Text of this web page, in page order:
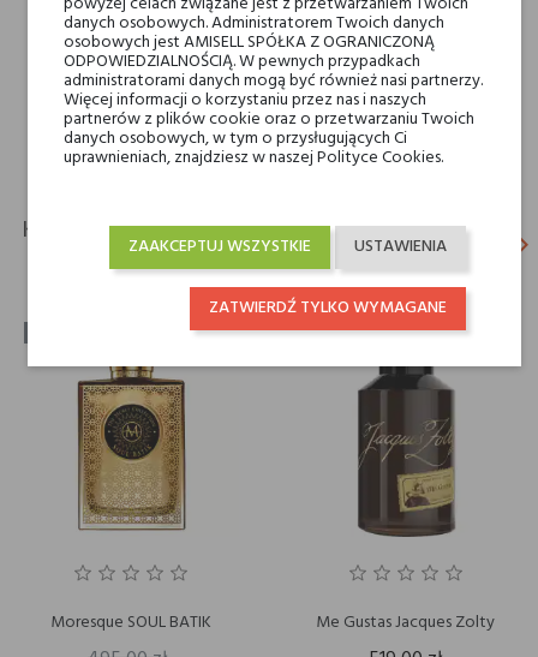
Rodzaj
wody perfumowane
Dla kogo
dla niego
dla niej
KLIENCI, KTÓRZY KUPILI TEN PRODUKT, KUPILI
TAKŻE: keyboard_arrow_right
Moresque SOUL BATIK Me Gustas Jacques Zolty
danych osobowych. Administratorem Twoich danych
osobowych jest AMISELL SPÓŁKA Z OGRANICZONĄ
ODPOWIEDZIALNOŚCIĄ. W pewnych przypadkach
administratorami danych mogą być również nasi partnerzy.
Więcej informacji o korzystaniu przez nas i naszych
partnerów z plików cookie oraz o przetwarzaniu Twoich
danych osobowych, w tym o przysługujących Ci
uprawnieniach, znajdziesz w naszej Polityce Cookies.
USTAWIENIA
ZAAKCEPTUJ WSZYSTKIE
ZATWIERDŹ TYLKO WYMAGANE